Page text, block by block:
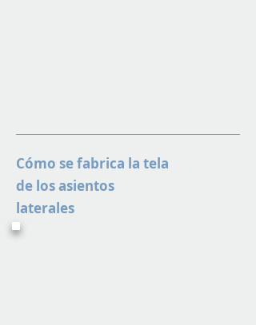
Cómo se fabrica la tela
de los asientos
laterales